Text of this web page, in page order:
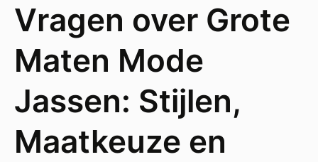
Vragen over Grote
Maten Mode
Jassen: Stijlen,
Maatkeuze en